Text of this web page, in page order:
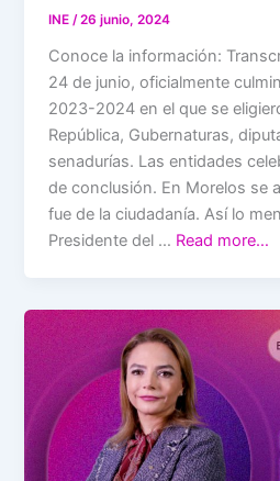
INE/26 junio, 2024
Conoce la información:
24 de junio, oficialmente
2023-2024 en el que se
República, Gubernaturas,
senadurías. Las entidades
de conclusión. En Morelos se
fue de la ciudadanía. Así lo
Presidente del … Read more…